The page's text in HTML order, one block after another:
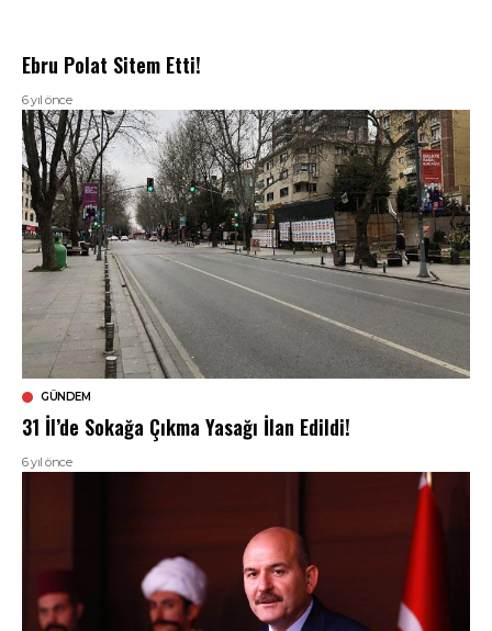
Ebru Polat Sitem Etti!
6 yıl önce
GÜNDEM
31 İl’de Sokağa Çıkma Yasağı İlan Edildi!
6 yıl önce